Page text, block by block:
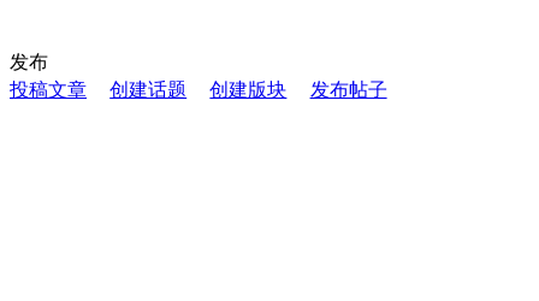
发布
投稿文章
创建话题 创建版块 发布帖子